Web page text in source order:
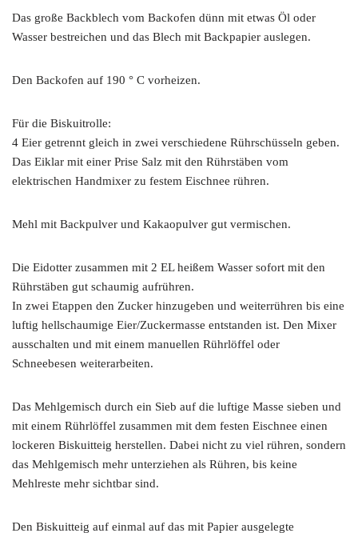
Das große Backblech vom Backofen dünn mit etwas Öl oder
Wasser bestreichen und das Blech mit Backpapier auslegen.
Den Backofen auf 190 ° C vorheizen.
Für die Biskuitrolle:
4 Eier getrennt gleich in zwei verschiedene Rührschüsseln geben.
Das Eiklar mit einer Prise Salz mit den Rührstäben vom
elektrischen Handmixer zu festem Eischnee rühren.
Mehl mit Backpulver und Kakaopulver gut vermischen.
Die Eidotter zusammen mit 2 EL heißem Wasser sofort mit den
Rührstäben gut schaumig aufrühren.
In zwei Etappen den Zucker hinzugeben und weiterrühren bis eine
luftig hellschaumige Eier/Zuckermasse entstanden ist. Den Mixer
ausschalten und mit einem manuellen Rührlöffel oder
Schneebesen weiterarbeiten.
Das Mehlgemisch durch ein Sieb auf die luftige Masse sieben und
mit einem Rührlöffel zusammen mit dem festen Eischnee einen
lockeren Biskuitteig herstellen. Dabei nicht zu viel rühren, sondern
das Mehlgemisch mehr unterziehen als Rühren, bis keine
Mehlreste mehr sichtbar sind.
Den Biskuitteig auf einmal auf das mit Papier ausgelegte